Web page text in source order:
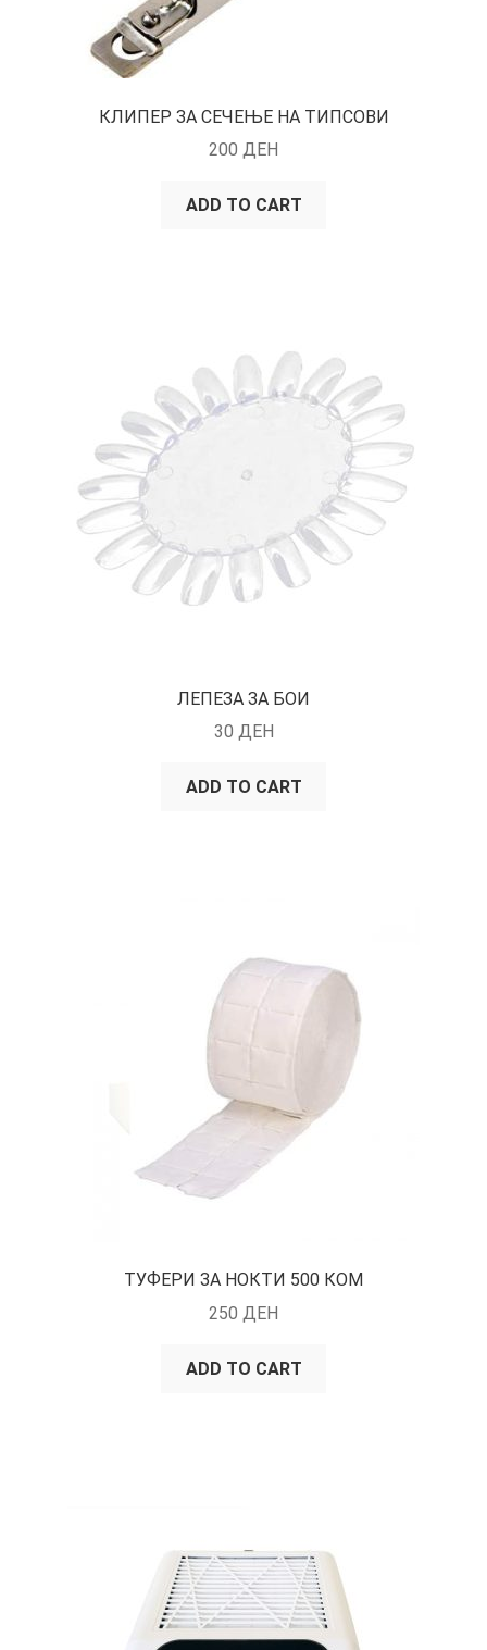
КЛИПЕР ЗА СЕЧЕЊЕ НА ТИПСОВИ
200 ДЕН
ADD TO CART
ЛЕПЕЗА ЗА БОИ
30 ДЕН
ADD TO CART
ТУФЕРИ ЗА НОКТИ 500 КОМ
250 ДЕН
ADD TO CART